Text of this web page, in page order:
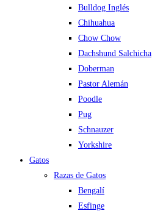
Bulldog Inglés
Chihuahua
Chow Chow
Dachshund Salchicha
Doberman
Pastor Alemán
Poodle
Pug
Schnauzer
Yorkshire
Gatos
Razas de Gatos
Bengalí
Esfinge